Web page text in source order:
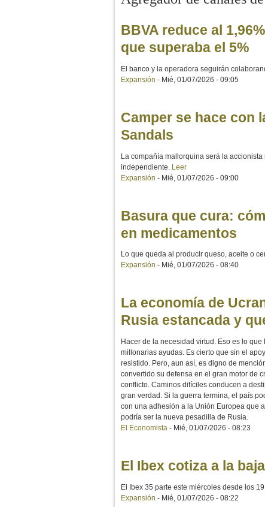
BBVA reduce al
que superaba el 5%
El banco y la operadora seguirán
Expansión - Mié, 01/07/2026 - 09:05
Camper se hace con
Sandals
La compañía mallorquina será la
independiente. Leer
Expansión - Mié, 01/07/2026 - 09:00
Basura que cura:
en medicamentos
Lo que queda al producir queso, aceite o
Expansión - Mié, 01/07/2026 - 08:40
La economía de
Rusia estancada y
Hacer de la necesidad virtud. Eso es lo
millonarias ayudas. Es cierto que sin el
resistido. Pero, aun así, es digno de
convertido su defensa en el gran motor de
conflicto. Caminos difíciles conducen a
gran verdad. Si la guerra termina, el país
con una adhesión a la Unión Europea que
podría ser la nueva pesadilla de Rusia.
El Economista - Mié, 01/07/2026 - 08:23
El Ibex cotiza a la
El Ibex 35 parte este miércoles desde los
Expansión - Mié, 01/07/2026 - 08:22